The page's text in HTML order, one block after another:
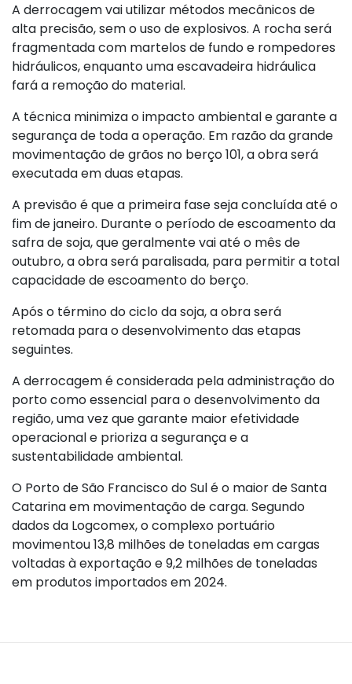
A derrocagem vai utilizar métodos mecânicos de
alta precisão, sem o uso de explosivos. A rocha será
fragmentada com martelos de fundo e rompedores
hidráulicos, enquanto uma escavadeira hidráulica
fará a remoção do material.
A técnica minimiza o impacto ambiental e garante a
segurança de toda a operação. Em razão da grande
movimentação de grãos no berço 101, a obra será
executada em duas etapas.
A previsão é que a primeira fase seja concluída até o
fim de janeiro. Durante o período de escoamento da
safra de soja, que geralmente vai até o mês de
outubro, a obra será paralisada, para permitir a total
capacidade de escoamento do berço.
Após o término do ciclo da soja, a obra será
retomada para o desenvolvimento das etapas
seguintes.
A derrocagem é considerada pela administração do
porto como essencial para o desenvolvimento da
região, uma vez que garante maior efetividade
operacional e prioriza a segurança e a
sustentabilidade ambiental.
O Porto de São Francisco do Sul é o maior de Santa
Catarina em movimentação de carga. Segundo
dados da Logcomex, o complexo portuário
movimentou 13,8 milhões de toneladas em cargas
voltadas à exportação e 9,2 milhões de toneladas
em produtos importados em 2024.